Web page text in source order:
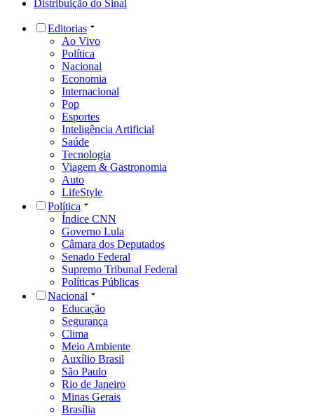
Distribuição do Sinal
Editorias
Ao Vivo
Política
Nacional
Economia
Internacional
Pop
Esportes
Inteligência Artificial
Saúde
Tecnologia
Viagem & Gastronomia
Auto
LifeStyle
Política
Índice CNN
Governo Lula
Câmara dos Deputados
Senado Federal
Supremo Tribunal Federal
Políticas Públicas
Nacional
Educação
Segurança
Clima
Meio Ambiente
Auxílio Brasil
São Paulo
Rio de Janeiro
Minas Gerais
Brasília